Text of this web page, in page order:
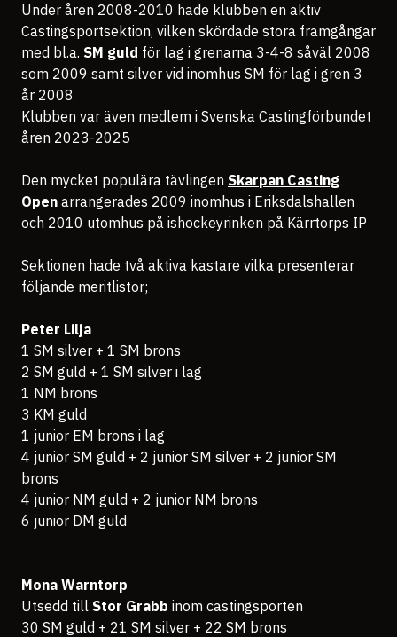
Under åren 2008-2010 hade klubben en aktiv
Castingsportsektion, vilken skördade stora framgångar
med bl.a. SM guld för lag i grenarna 3-4-8 såväl 2008
som 2009 samt silver vid inomhus SM för lag i gren 3
år 2008
Klubben var även medlem i Svenska Castingförbundet
åren 2023-2025
Den mycket populära tävlingen Skarpan Casting
Open arrangerades 2009 inomhus i Eriksdalshallen
och 2010 utomhus på ishockeyrinken på Kärrtorps IP
Sektionen hade två aktiva kastare vilka presenterar
följande meritlistor;
Peter Lilja
1 SM silver + 1 SM brons
2 SM guld + 1 SM silver i lag
1 NM brons
3 KM guld
1 junior EM brons i lag
4 junior SM guld + 2 junior SM silver + 2 junior SM
brons
4 junior NM guld + 2 junior NM brons
6 junior DM guld
Mona Warntorp
Utsedd till Stor Grabb inom castingsporten
30 SM guld + 21 SM silver + 22 SM brons